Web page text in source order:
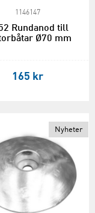
1146147
Rundanod till
Ø70 mm
165 kr
Nyheter